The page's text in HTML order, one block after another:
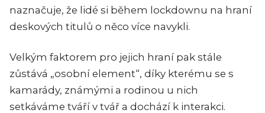
naznačuje, že lidé si během lockdownu na hraní
deskových titulů o něco více navykli.
Velkým faktorem pro jejich hraní pak stále
zůstává „osobní element“, díky kterému se s
kamarády, známými a rodinou u nich
setkáváme tváří v tvář a dochází k interakci.